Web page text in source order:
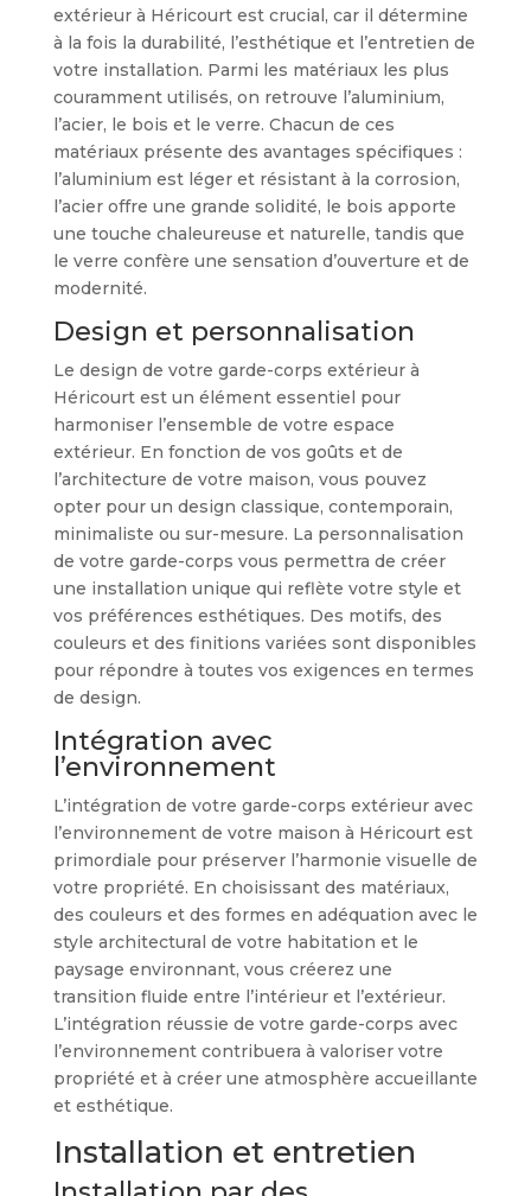
extérieur à Héricourt est crucial, car il détermine
à la fois la durabilité, l’esthétique et l’entretien de
votre installation. Parmi les matériaux les plus
couramment utilisés, on retrouve l’aluminium,
l’acier, le bois et le verre. Chacun de ces
matériaux présente des avantages spécifiques :
l’aluminium est léger et résistant à la corrosion,
l’acier offre une grande solidité, le bois apporte
une touche chaleureuse et naturelle, tandis que
le verre confère une sensation d’ouverture et de
modernité.
Design et personnalisation
Le design de votre garde-corps extérieur à
Héricourt est un élément essentiel pour
harmoniser l’ensemble de votre espace
extérieur. En fonction de vos goûts et de
l’architecture de votre maison, vous pouvez
opter pour un design classique, contemporain,
minimaliste ou sur-mesure. La personnalisation
de votre garde-corps vous permettra de créer
une installation unique qui reflète votre style et
vos préférences esthétiques. Des motifs, des
couleurs et des finitions variées sont disponibles
pour répondre à toutes vos exigences en termes
de design.
Intégration avec
l’environnement
L’intégration de votre garde-corps extérieur avec
l’environnement de votre maison à Héricourt est
primordiale pour préserver l’harmonie visuelle de
votre propriété. En choisissant des matériaux,
des couleurs et des formes en adéquation avec le
style architectural de votre habitation et le
paysage environnant, vous créerez une
transition fluide entre l’intérieur et l’extérieur.
L’intégration réussie de votre garde-corps avec
l’environnement contribuera à valoriser votre
propriété et à créer une atmosphère accueillante
et esthétique.
Installation et entretien